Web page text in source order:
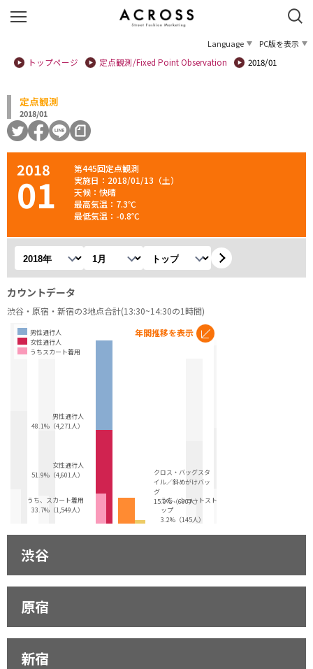
Language
PC版を表示
トップページ
定点観測/Fixed Point Observation 2018/01
定点観測
2018/01
2018
01
第445回定点観測
実施日：2018/01/13（土）
天候：快晴
最高気温：7.3℃
最低気温：-0.8℃
年を選択 月を選択 観測地を選択
カウントデータ
渋谷・原宿・新宿の3地点合計(13:30~14:30の1時間)
男性通行人
女性通行人
うちスカート着用
年間推移を表示
男性通行人
48.1%（4,271人）
女性通行人
51.9%（4,601人）
うち、スカート着用
33.7%（1,549人）
クロス・バッグスタ
イル／斜めがけバッ
グ
15.0%（690人）
うち、ショートストラ
ップ
3.2%（145人）
渋谷
原宿
新宿